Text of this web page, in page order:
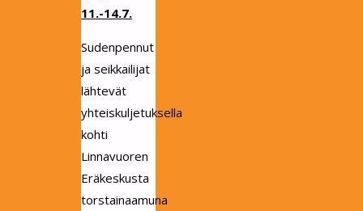
11.-14.7.
Sudenpennut
ja seikkailijat
lähtevät
yhteiskuljetuksella
kohti
Linnavuoren
Eräkeskusta
torstainaamuna